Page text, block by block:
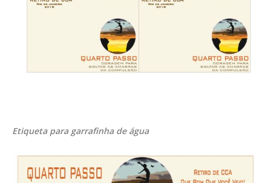
Etiqueta para garrafinha de água